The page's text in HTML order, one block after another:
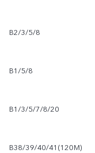
B2/3/5/8
B1/5/8
B1/3/5/7/8/20
B38/39/40/41(120M)